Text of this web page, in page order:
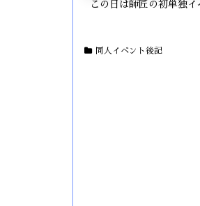
この日は師匠の初単独イ
同人イベント後記